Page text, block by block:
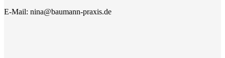
E-Mail: nina@baumann-praxis.de